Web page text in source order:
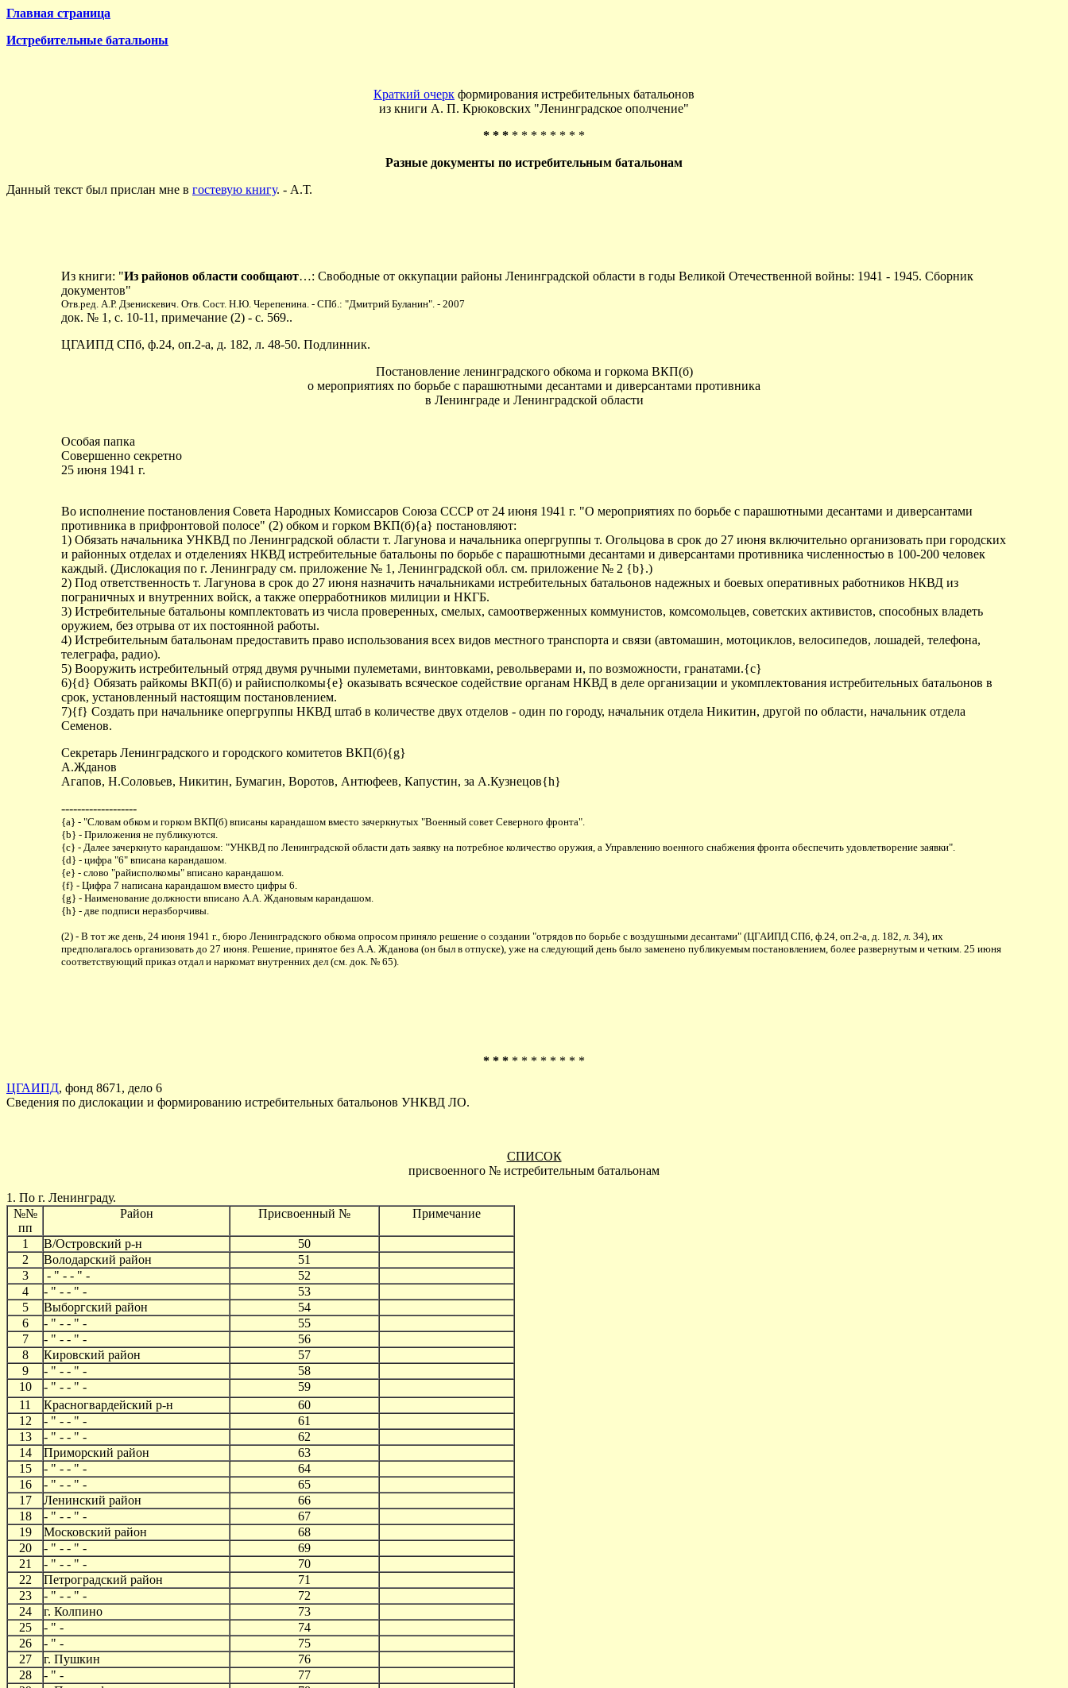
Главная страница
Истребительные батальоны
Краткий очерк формирования истребительных батальонов
из книги А. П. Крюковских "Ленинградское ополчение"
* * * * * * * * * * *
Разные документы по истребительным батальонам
Данный текст был прислан мне в гостевую книгу. - А.Т.
Из книги: "Из районов области сообщают…: Свободные от оккупации районы Ленинградской области в годы Великой Отечественной войны: 1941 - 1945. Сборник
документов"
Отв.ред. А.Р. Дзенискевич. Отв. Сост. Н.Ю. Черепенина. - СПб.: "Дмитрий Буланин". - 2007
док. № 1, с. 10-11, примечание (2) - с. 569..
ЦГАИПД СПб, ф.24, оп.2-а, д. 182, л. 48-50. Подлинник.
Постановление ленинградского обкома и горкома ВКП(б)
о мероприятиях по борьбе с парашютными десантами и диверсантами противника
в Ленинграде и Ленинградской области
Особая папка
Совершенно секретно
25 июня 1941 г.
Во исполнение постановления Совета Народных Комиссаров Союза СССР от 24 июня 1941 г. "О мероприятиях по борьбе с парашютными десантами и диверсантами
противника в прифронтовой полосе" (2) обком и горком ВКП(б){a} постановляют:
1) Обязать начальника УНКВД по Ленинградской области т. Лагунова и начальника опергруппы т. Огольцова в срок до 27 июня включительно организовать при городских
и районных отделах и отделениях НКВД истребительные батальоны по борьбе с парашютными десантами и диверсантами противника численностью в 100-200 человек
каждый. (Дислокация по г. Ленинграду см. приложение № 1, Ленинградской обл. см. приложение № 2 {b}.)
2) Под ответственность т. Лагунова в срок до 27 июня назначить начальниками истребительных батальонов надежных и боевых оперативных работников НКВД из
пограничных и внутренних войск, а также оперработников милиции и НКГБ.
3) Истребительные батальоны комплектовать из числа проверенных, смелых, самоотверженных коммунистов, комсомольцев, советских активистов, способных владеть
оружием, без отрыва от их постоянной работы.
4) Истребительным батальонам предоставить право использования всех видов местного транспорта и связи (автомашин, мотоциклов, велосипедов, лошадей, телефона,
телеграфа, радио).
5) Вооружить истребительный отряд двумя ручными пулеметами, винтовками, револьверами и, по возможности, гранатами.{c}
6){d} Обязать райкомы ВКП(б) и райисполкомы{e} оказывать всяческое содействие органам НКВД в деле организации и укомплектования истребительных батальонов в
срок, установленный настоящим постановлением.
7){f} Создать при начальнике опергруппы НКВД штаб в количестве двух отделов - один по городу, начальник отдела Никитин, другой по области, начальник отдела
Семенов.
Секретарь Ленинградского и городского комитетов ВКП(б){g}
А.Жданов
Агапов, Н.Соловьев, Никитин, Бумагин, Воротов, Антюфеев, Капустин, за А.Кузнецов{h}
-------------------
{a} - "Словам обком и горком ВКП(б) вписаны карандашом вместо зачеркнутых "Военный совет Северного фронта".
{b} - Приложения не публикуются.
{c} - Далее зачеркнуто карандашом: "УНКВД по Ленинградской области дать заявку на потребное количество оружия, а Управлению военного снабжения фронта обеспечить удовлетворение заявки".
{d} - цифра "6" вписана карандашом.
{e} - слово "райисполкомы" вписано карандашом.
{f} - Цифра 7 написана карандашом вместо цифры 6.
{g} - Наименование должности вписано А.А. Ждановым карандашом.
{h} - две подписи неразборчивы.
(2) - В тот же день, 24 июня 1941 г., бюро Ленинградского обкома опросом приняло решение о создании "отрядов по борьбе с воздушными десантами" (ЦГАИПД СПб, ф.24, оп.2-а, д. 182, л. 34), их
предполагалось организовать до 27 июня. Решение, принятое без А.А. Жданова (он был в отпуске), уже на следующий день было заменено публикуемым постановлением, более развернутым и четким. 25 июня
соответствующий приказ отдал и наркомат внутренних дел (см. док. № 65).
* * * * * * * * * * *
ЦГАИПД, фонд 8671, дело 6
Сведения по дислокации и формированию истребительных батальонов УНКВД ЛО.
СПИСОК
присвоенного № истребительным батальонам
1. По г. Ленинграду.
№№
пп
Район Присвоенный № Примечание
1 В/Островский р-н
50
2
Володарский район
51
3
- " - - " -
52
4
- " - - " -
53
5
Выборгский район
54
6
- " - - " -
55
7
- " - - " -
56
8
Кировский район
57
9
- " - - " -
58
10
- " - - " -
59
11
Красногвардейский р-н
60
12
- " - - " -
61
13
- " - - " -
62
14
Приморский район
63
15
- " - - " -
64
16
- " - - " -
65
17
Ленинский район
66
18
- " - - " -
67
19
Московский район
68
20
- " - - " -
69
21
- " - - " -
70
22
Петроградский район
71
23
- " - - " -
72
24
г. Колпино
73
25
- " -
74
26
- " -
75
27
г. Пушкин
76
28
- " -
77